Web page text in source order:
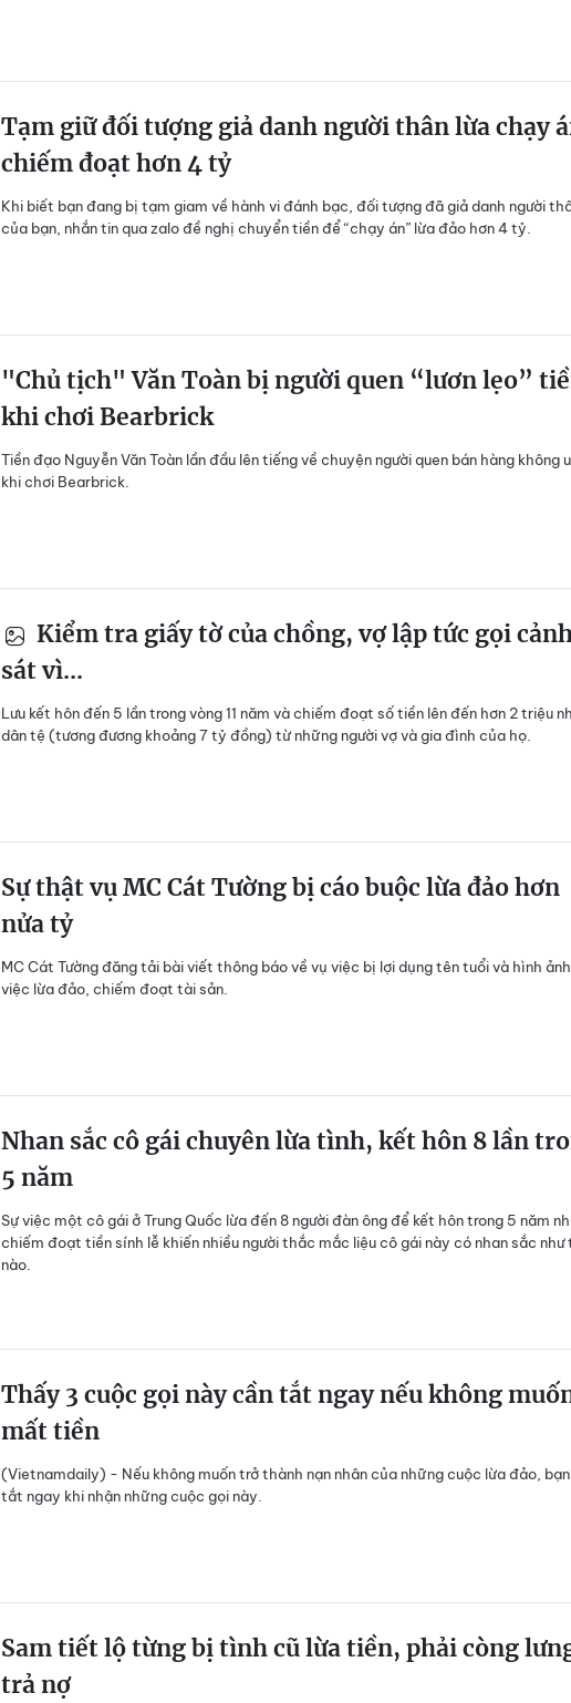
Tạm giữ đối tượng giả danh người thân lừa chạy
chiếm đoạt hơn 4 tỷ
Khi biết bạn đang bị tạm giam về hành vi đánh bạc, đối tượng đã giả danh người
của bạn, nhắn tin qua zalo đề nghị chuyển tiền để “chạy án” lừa đảo hơn 4 tỷ.
"Chủ tịch" Văn Toàn bị người quen “lươn lẹo”
khi chơi Bearbrick
Tiền đạo Nguyễn Văn Toàn lần đầu lên tiếng về chuyện người quen bán hàng không
khi chơi Bearbrick.
Kiểm tra giấy tờ của chồng, vợ lập tức gọi
sát vì...
Lưu kết hôn đến 5 lần trong vòng 11 năm và chiếm đoạt số tiền lên đến hơn 2 triệu
dân tệ (tương đương khoảng 7 tỷ đồng) từ những người vợ và gia đình của họ.
Sự thật vụ MC Cát Tường bị cáo buộc lừa đảo hơn
nửa tỷ
MC Cát Tường đăng tải bài viết thông báo về vụ việc bị lợi dụng tên tuổi và hình
việc lừa đảo, chiếm đoạt tài sản.
Nhan sắc cô gái chuyên lừa tình, kết hôn 8 lần
5 năm
Sự việc một cô gái ở Trung Quốc lừa đến 8 người đàn ông để kết hôn trong 5 năm
chiếm đoạt tiền sính lễ khiến nhiều người thắc mắc liệu cô gái này có nhan sắc như
nào.
Thấy 3 cuộc gọi này cần tắt ngay nếu không
mất tiền
(Vietnamdaily) - Nếu không muốn trở thành nạn nhân của những cuộc lừa đảo,
tắt ngay khi nhận những cuộc gọi này.
Sam tiết lộ từng bị tình cũ lừa tiền, phải còng
trả nợ